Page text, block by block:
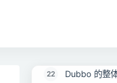
22 Dubbo 的整